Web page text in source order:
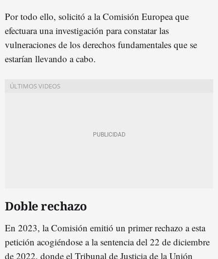
Por todo ello, solicitó a la Comisión Europea que
efectuara una investigación para constatar las
vulneraciones de los derechos fundamentales que se
estarían llevando a cabo.
Doble rechazo
En 2023, la Comisión emitió un primer rechazo a esta
petición acogiéndose a la sentencia del 22 de diciembre
de 2022, donde el Tribunal de Justicia de la Unión